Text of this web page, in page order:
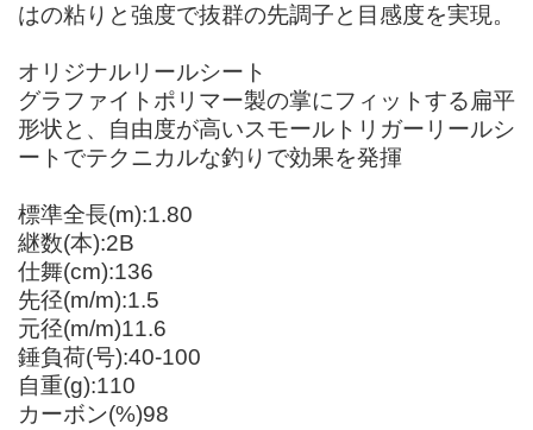
はの粘りと強度で抜群の先調子と目感度を実現。
オリジナルリールシート
グラファイトポリマー製の掌にフィットする扁平
形状と、自由度が高いスモールトリガーリールシ
ートでテクニカルな釣りで効果を発揮
標準全長(m):1.80
継数(本):2B
仕舞(cm):136
先径(m/m):1.5
元径(m/m)11.6
錘負荷(号):40-100
自重(g):110
カーボン(%)98